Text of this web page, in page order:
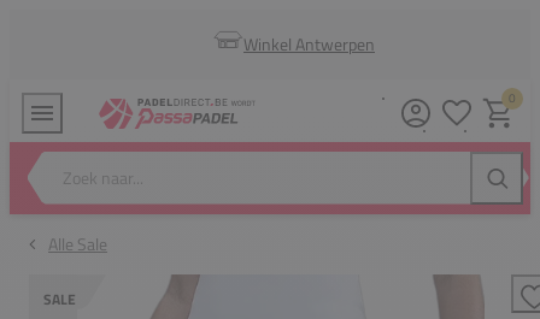
Winkel Antwerpen
Zoek naar...
0
Alle Sale
SALE